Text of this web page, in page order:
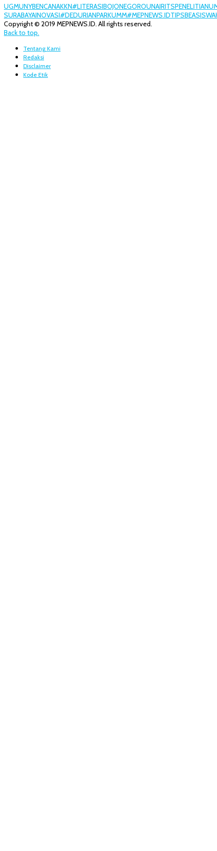
UGMUNYBENCANAKKN#LITERASIBOJONEGOROUNAIRITSPENELITIAN
SURABAYAINOVASI#DEDURIANPARKUMM#MEPNEWS.IDTIPSBEASISWA
Copyright © 2019 MEPNEWS.ID. All rights reserved.
Back to top.
Tentang Kami
Redaksi
Disclaimer
Kode Etik